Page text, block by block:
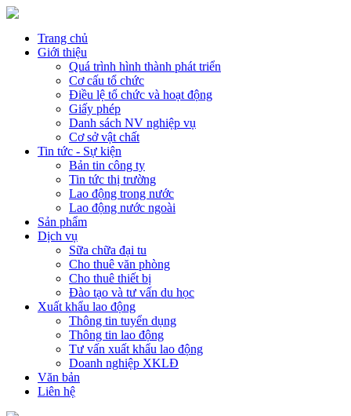
Trang chủ
Giới thiệu
Quá trình hình thành phát triển
Cơ cấu tổ chức
Điều lệ tổ chức và hoạt động
Giấy phép
Danh sách NV nghiệp vụ
Cơ sở vật chất
Tin tức - Sự kiện
Bản tin công ty
Tin tức thị trường
Lao động trong nước
Lao động nước ngoài
Sản phẩm
Dịch vụ
Sữa chữa đại tu
Cho thuê văn phòng
Cho thuê thiết bị
Đào tạo và tư vấn du học
Xuất khẩu lao động
Thông tin tuyển dụng
Thông tin lao động
Tư vấn xuất khẩu lao động
Doanh nghiệp XKLĐ
Văn bản
Liên hệ